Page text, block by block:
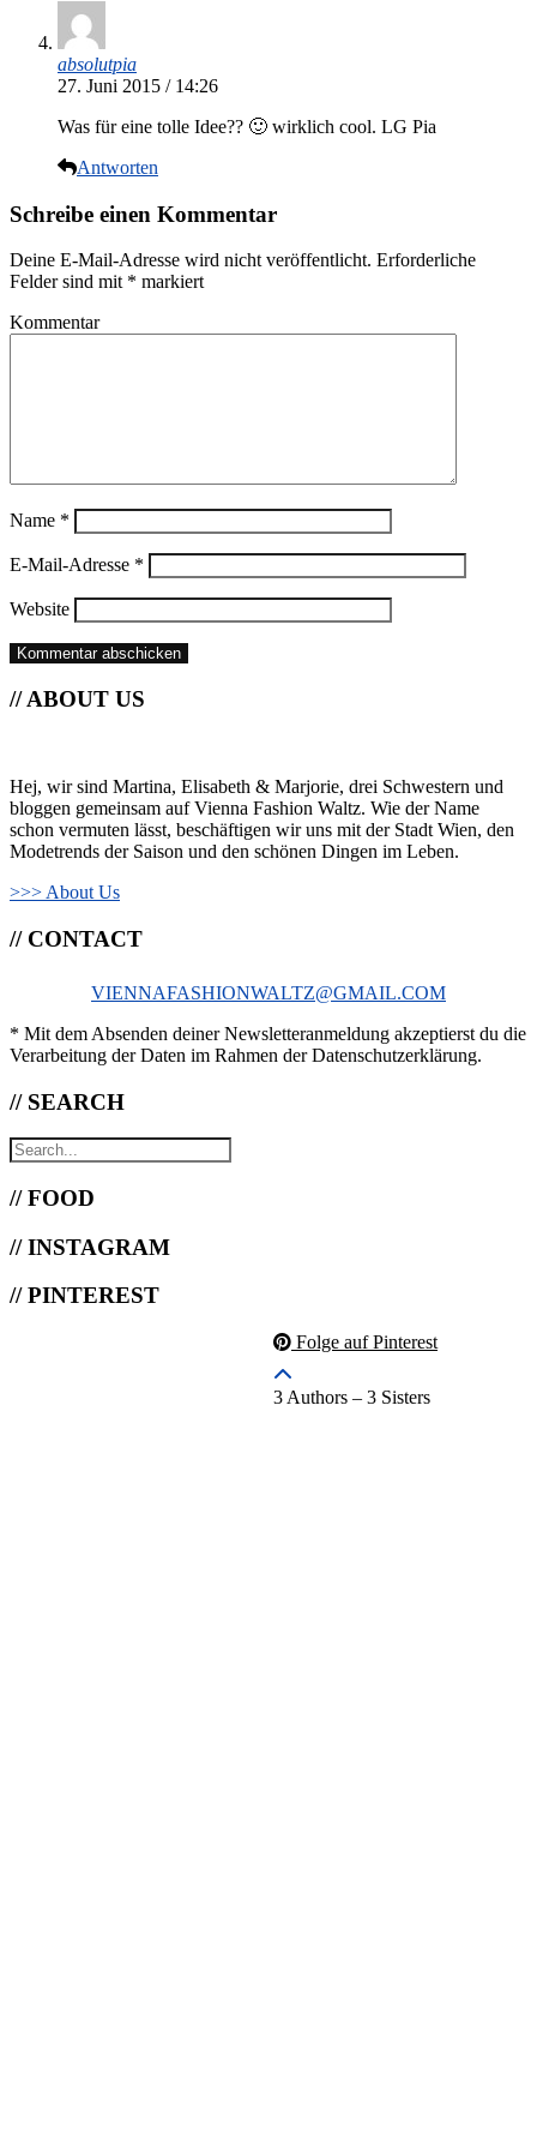
absolutpia
27. Juni 2015 / 14:26
Was für eine tolle Idee?? 🙂 wirklich cool. LG Pia
Antworten
Schreibe einen Kommentar
Deine E-Mail-Adresse wird nicht veröffentlicht. Erforderliche
Felder sind mit * markiert
Kommentar
Name *
E-Mail-Adresse *
Website
// ABOUT US
Hej, wir sind Martina, Elisabeth & Marjorie, drei Schwestern und
bloggen gemeinsam auf Vienna Fashion Waltz. Wie der Name
schon vermuten lässt, beschäftigen wir uns mit der Stadt Wien, den
Modetrends der Saison und den schönen Dingen im Leben.
>>> About Us
// CONTACT
VIENNAFASHIONWALTZ@GMAIL.COM
* Mit dem Absenden deiner Newsletteranmeldung akzeptierst du die
Verarbeitung der Daten im Rahmen der Datenschutzerklärung.
// SEARCH
// FOOD
// INSTAGRAM
// PINTEREST
Folge auf Pinterest
3 Authors – 3 Sisters